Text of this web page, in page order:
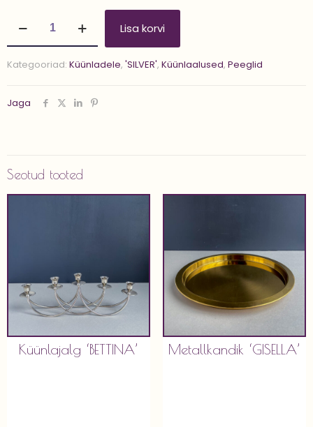
'SILVERY
25
kogus
Lisa korvi
Kategooriad: Küünladele, 'SILVER', Küünlaalused, Peeglid
Jaga
Seotud tooted
Küünlajalg ‘BETTINA’ Metallkandik ‘GISELLA’